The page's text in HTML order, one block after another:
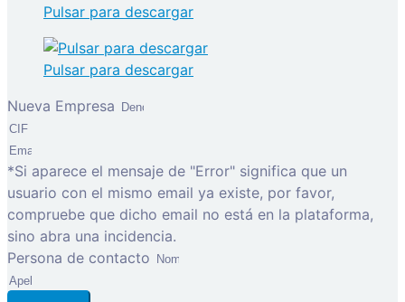
Pulsar para descargar
Pulsar para descargar
Nueva Empresa
*Si aparece el mensaje de "Error" significa que un
usuario con el mismo email ya existe, por favor,
compruebe que dicho email no está en la plataforma,
sino abra una incidencia.
Persona de contacto